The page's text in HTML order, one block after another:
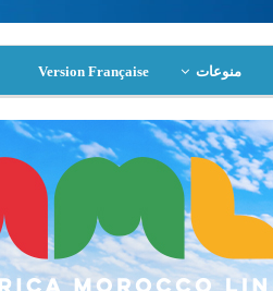
منوعات Version Française